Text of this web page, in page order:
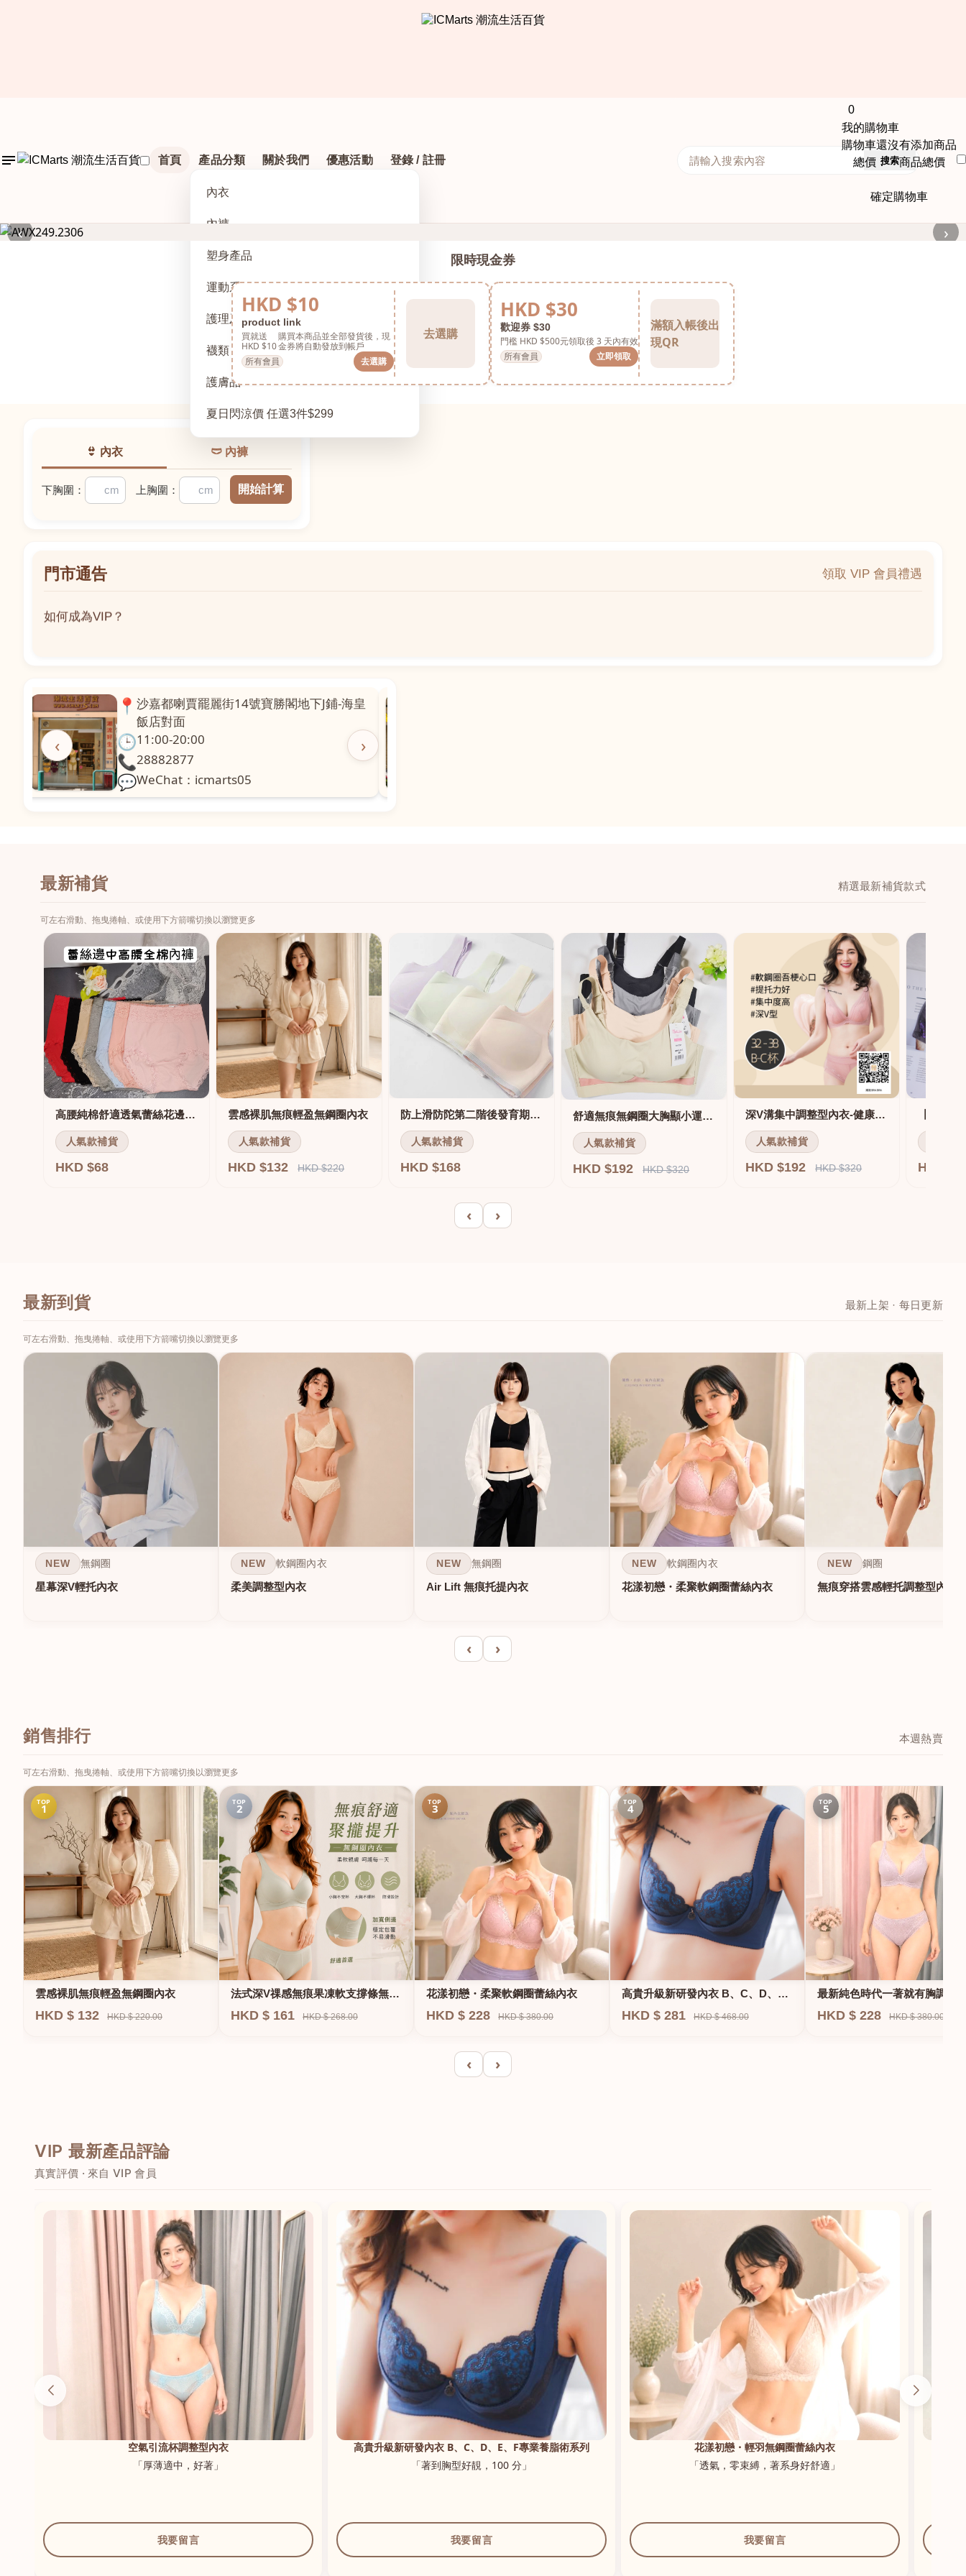
首頁 產品分類
內衣
內褲
塑身產品
運動系列
護理及配件
襪類
護膚品
夏日閃涼價 任選3件$299
關於我們 優惠活動 登錄 / 註冊
0
我的購物車
購物車還沒有添加商品
總價： 商品總價
確定購物車
搜索
‹ ›
限時現金券
HKD $10
product link
買就送
HKD $10
購買本商品並全部發貨後，現
金券將自動發放到帳戶
所有會員
去選購
去選購
HKD $30
歡迎券 $30
門檻 HKD $500元領取後 3 天內有效
所有會員
立即領取
滿額入帳後出
現QR
👙 內衣 🩲 內褲
下胸圍： 上胸圍： 開始計算
門市通告
領取 VIP 會員禮遇
如何成為VIP？
‹ ›
📍澳門啤利喇街121號珍興樓L1舖 粵華廣場對
面
🕒11:00-20:00
📞28331971
💬WeChat：icmarts02
最新補貨 精選最新補貨款式
可左右滑動、拖曳捲軸、或使用下方箭嘴切換以瀏覽更多
高腰純棉舒適透氣蕾絲花邊三角褲
人氣款補貨
HKD $68
雲感裸肌無痕輕盈無鋼圈內衣
人氣款補貨
HKD $132 HKD $220
防上滑防陀第二階後發育期內衣
人氣款補貨
HKD $168
舒適無痕無鋼圈大胸顯小運動內衣
人氣款補貨
HKD $192 HKD $320
深V溝集中調整型內衣-健康軟鋼圈
人氣款補貨
HKD $192 HKD $320 HKD
‹ ›
最新到貨 最新上架 · 每日更新
可左右滑動、拖曳捲軸、或使用下方箭嘴切換以瀏覽更多
NEW 無鋼圈
星幕深V輕托內衣
NEW 軟鋼圈內衣
柔美調整型內衣
NEW 無鋼圈
Air Lift 無痕托提內衣
NEW 軟鋼圈內衣
花漾初戀・柔聚軟鋼圈蕾絲內衣
NEW 鋼圈
無痕穿搭雲感輕托調整型內衣
‹ ›
銷售排行 本週熱賣
可左右滑動、拖曳捲軸、或使用下方箭嘴切換以瀏覽更多
TOP
1
雲感裸肌無痕輕盈無鋼圈內衣
HKD $ 132 HKD $ 220.00
TOP
2
法式深V祼感無痕果凍軟支撐條無鋼
圈內衣
HKD $ 161 HKD $ 268.00
TOP
3
花漾初戀・柔聚軟鋼圈蕾絲內衣
HKD $ 228 HKD $ 380.00
TOP
4
高貴升級新研發內衣 B、C、D、
E、F專業養脂術系列
HKD $ 281 HKD $ 468.00
TOP
5
最新純色時代一著就有胸調整
衣-專治小胸 蝴蝶肌位矯正型內
HKD $ 228 HKD $ 380.00
‹ ›
VIP 最新產品評論
真實評價 · 來自 VIP 會員
空氣引流杯調整型內衣
「厚薄適中，好著」
我要留言
高貴升級新研發內衣 B、C、D、E、F專業養脂術系列
「著到胸型好靚，100 分」
我要留言
花漾初戀・輕羽無鋼圈蕾絲內衣
「透氣，零束縛，著系身好舒適」
我要留言